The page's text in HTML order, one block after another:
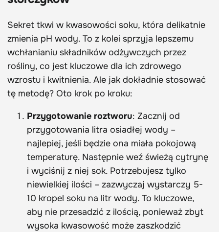
Sekret tkwi w kwasowości soku, która delikatnie
zmienia pH wody. To z kolei sprzyja lepszemu
wchłanianiu składników odżywczych przez
rośliny, co jest kluczowe dla ich zdrowego
wzrostu i kwitnienia. Ale jak dokładnie stosować
tę metodę? Oto krok po kroku:
Przygotowanie roztworu: Zacznij od
przygotowania litra osiadłej wody –
najlepiej, jeśli będzie ona miała pokojową
temperaturę. Następnie weź świeżą cytrynę
i wyciśnij z niej sok. Potrzebujesz tylko
niewielkiej ilości – zazwyczaj wystarczy 5-
10 kropel soku na litr wody. To kluczowe,
aby nie przesadzić z ilością, ponieważ zbyt
wysoka kwasowość może zaszkodzić